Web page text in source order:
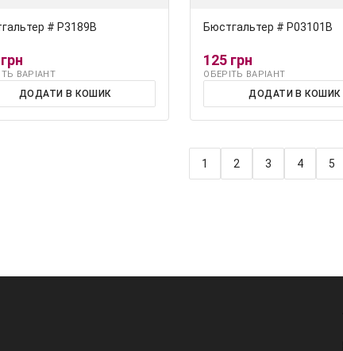
# Р3189В
ВАРІАНТ
ДОДАТИ В КОШИК
Бюстгальтер # Р03101В
125 грн
ОБЕРІТЬ ВАРІАНТ
ДОДАТИ В КОШИК
1 2 3 4 5